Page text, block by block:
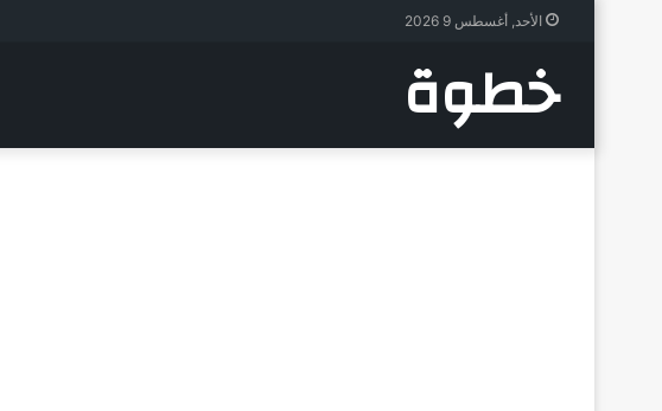
الأحد, أغسطس 9 2026
خطوة